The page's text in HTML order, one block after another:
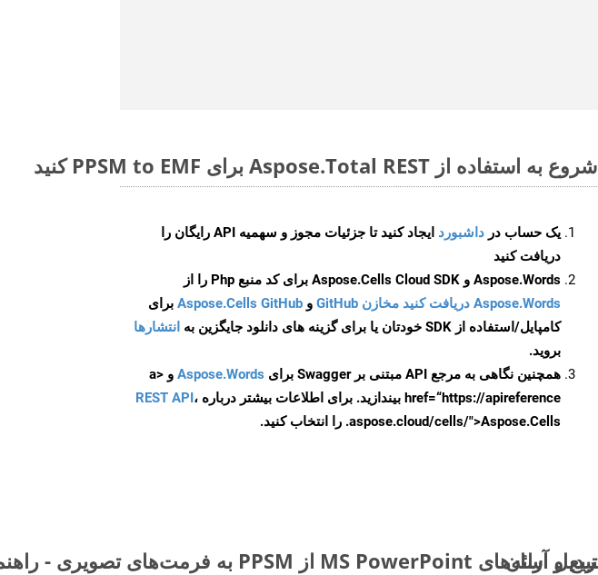
شروع به استفاده از Aspose.Total REST برای PPSM to EMF کنید
یک حساب در داشبورد
ایجاد کنید تا جزئیات مجوز و سهمیه API رایگان را
دریافت کنید
Aspose.Words و Aspose.Cells Cloud SDK برای کد منبع Php را از
Aspose.Words دریافت کنید مخازن GitHub
و Aspose.Cells GitHub برای
کامپایل/استفاده از SDK خودتان یا برای گزینه های دانلود جایگزین به
انتشارها
بروید.
همچنین نگاهی به مرجع API مبتنی بر Swagger برای
Aspose.Words
و <a
href=“https://apireference بیندازید. برای اطلاعات بیشتر درباره
REST API،
.aspose.cloud/cells/">Aspose.Cells را انتخاب کنید.
تبدیل ارائه‌های MS PowerPoint از PPSM به فرمت‌های تصویری - راهنمای گام به گام